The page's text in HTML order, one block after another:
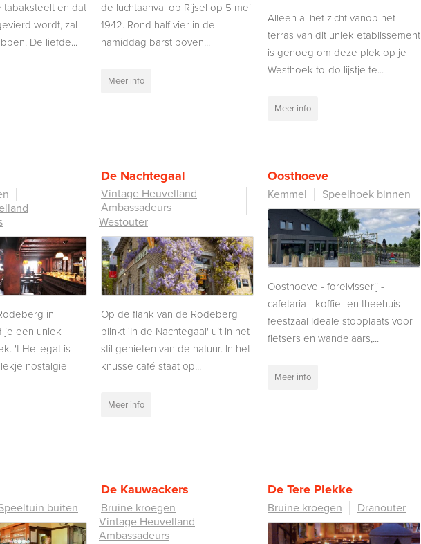
tabaksteelt en dat
wordt, zal
De liefde...
de luchtaanval op Rijsel op 5 mei
1942. Rond half vier in de
namiddag barst boven...
Meer info
Alleen al het zicht vanop het
terras van dit uniek etablissement
is genoeg om deze plek op je
Westhoek to-do lijstje te...
Meer info
in
je een uniek
't Hellegat is
nostalgie
De Nachtegaal
Vintage Heuvelland
Ambassadeurs
Westouter
Op de flank van de Rodeberg
blinkt 'In de Nachtegaal' uit in het
stil genieten van de natuur. In het
knusse café staat op...
Meer info
Oosthoeve
Kemmel Speelhoek binnen
Oosthoeve - forelvisserij -
cafetaria - koffie- en theehuis -
feestzaal Ideale stopplaats voor
fietsers en wandelaars,...
Meer info
buiten
De Kauwackers
Bruine kroegen
Vintage Heuvelland
Ambassadeurs
De Tere Plekke
Bruine kroegen Dranouter